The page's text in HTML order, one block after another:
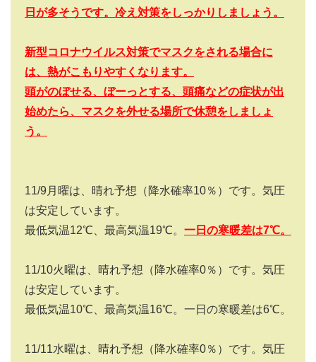
日が多そうです。冷え対策をしっかりしましょう。
新型コロナウイルス対策でマスクをされる場合に
は、熱がこもりやすくなります。
頭がのぼせる、ぼーっとする、頭痛などの症状が出
始めたら、マスクを外せる場所で休憩をしましょ
う。
11/9 月曜は、晴れ予想（降水確率10％）です。気圧
は安定しています。
最低気温12℃、最高気温19℃。 一日の寒暖差は7℃。
11/10火曜は、晴れ予想（降水確率0％）です。気圧
は安定しています。
最低気温10℃、最高気温16℃。一日の寒暖差は6℃。
11/11水曜は、晴れ予想（降水確率0％）です。気圧